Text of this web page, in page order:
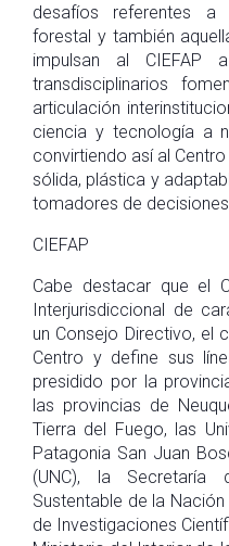
desafíos referentes a
forestal y también
impulsan al CIEFAP
transdisciplinarios
articulación
ciencia y tecnología a
convirtiendo así al
sólida, plástica y
tomadores de
CIEFAP
Cabe destacar que el
Interjurisdiccional de
un Consejo Directivo, el
Centro y define sus
presidido por la
las provincias de
Tierra del Fuego, las
Patagonia San Juan
(UNC), la Secretaría
Sustentable de la
de Investigaciones